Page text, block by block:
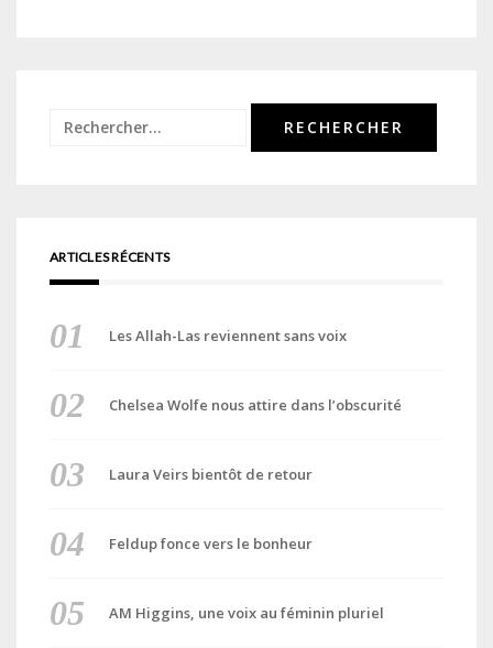
Rechercher :
ARTICLES RÉCENTS
Les Allah-Las reviennent sans voix
Chelsea Wolfe nous attire dans l’obscurité
Laura Veirs bientôt de retour
Feldup fonce vers le bonheur
AM Higgins, une voix au féminin pluriel